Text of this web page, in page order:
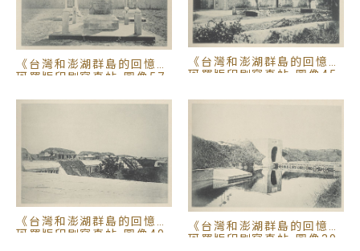
到了打狗(高雄)，旅程已近尾聲，這個乙未之戰最後
進攻臺灣的港口，在十九世紀的確扮演一個極重要的
角色。在哨船頭洋人曾經聚集之處，只留下山上空蕩
的英國領事館官邸以及位於今高雄苓雅區，西班牙道
(William Wykeham Myers, 1846-1920)醫生的住宅
Vosteen)的住宅，軍事用的四角砲臺，這些與都在未
來沒多久消失在日人重建的手中。皮摩丹上校的鏡頭
彷彿為這些西方建築拍下畢業照，意外留下政權轉換
後西方人在臺灣的最後身影；而他也正要離去。
《台灣和澎湖群島的回憶》
珂羅版印刷寫真帖-圖像57
《台灣和澎湖群島的回憶》
珂羅版印刷寫真帖-圖像45
《台灣和澎湖群島的回憶》
珂羅版印刷寫真帖-圖像40
《台灣和澎湖群島的回憶》
珂羅版印刷寫真帖-圖像39